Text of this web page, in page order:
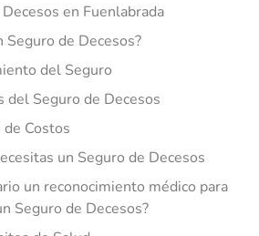
en Fuenlabrada
Seguro de Decesos?
del Seguro
del Seguro de Decesos
de Costos
un Seguro de Decesos
un reconocimiento médico para
Seguro de Decesos?